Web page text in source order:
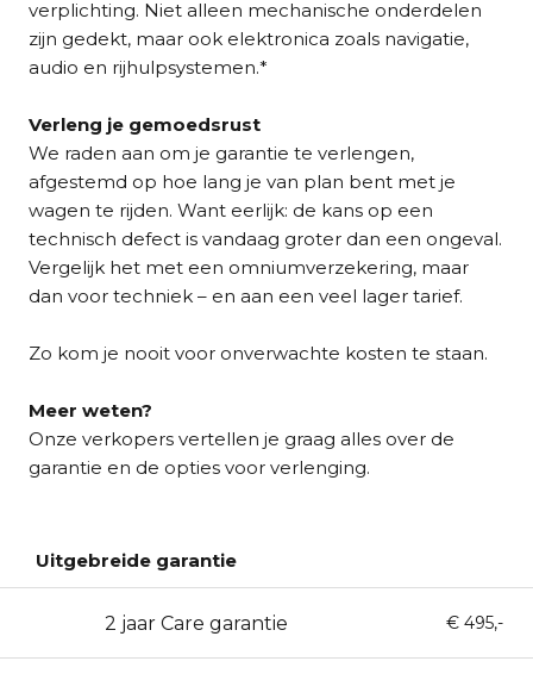
verplichting. Niet alleen mechanische onderdelen
zijn gedekt, maar ook elektronica zoals navigatie,
audio en rijhulpsystemen.*
Verleng je gemoedsrust
We raden aan om je garantie te verlengen,
afgestemd op hoe lang je van plan bent met je
wagen te rijden. Want eerlijk: de kans op een
technisch defect is vandaag groter dan een ongeval.
Vergelijk het met een omniumverzekering, maar
dan voor techniek – en aan een veel lager tarief.
Zo kom je nooit voor onverwachte kosten te staan.
Meer weten?
Onze verkopers vertellen je graag alles over de
garantie en de opties voor verlenging.
Uitgebreide garantie
2 jaar Care garantie € 495,-